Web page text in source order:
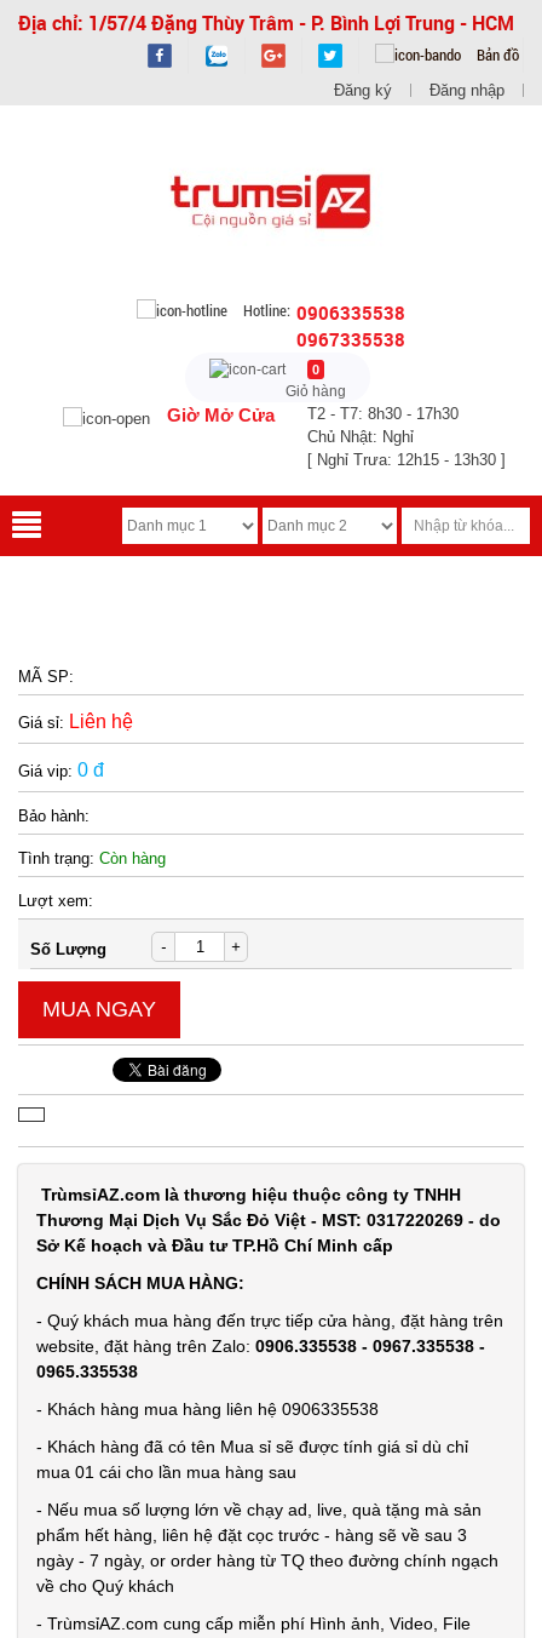
Địa chỉ: 1/57/4 Đặng Thùy Trâm - P. Bình Lợi Trung - HCM
Bản đồ
Đăng ký Đăng nhập
Hotline: 0906335538
0967335538
0
Giỏ hàng
Giờ Mở Cửa
T2 - T7: 8h30 - 17h30
Chủ Nhật: Nghỉ
[ Nghỉ Trưa: 12h15 - 13h30 ]
MÃ SP:
Giá sỉ: Liên hệ
Giá vip: 0 đ
Bảo hành:
Tình trạng: Còn hàng
Lượt xem:
Số Lượng - +
MUA NGAY
TrùmsỉAZ.com là thương hiệu thuộc công ty TNHH
Thương Mại Dịch Vụ Sắc Đỏ Việt - MST: 0317220269 - do
Sở Kế hoạch và Đầu tư TP.Hồ Chí Minh cấp
CHÍNH SÁCH MUA HÀNG:
- Quý khách mua hàng đến trực tiếp cửa hàng, đặt hàng trên
website, đặt hàng trên Zalo: 0906.335538 - 0967.335538 -
0965.335538
- Khách hàng mua hàng liên hệ 0906335538
- Khách hàng đã có tên Mua sỉ sẽ được tính giá sỉ dù chỉ
mua 01 cái cho lần mua hàng sau
- Nếu mua số lượng lớn về chạy ad, live, quà tặng mà sản
phẩm hết hàng, liên hệ đặt cọc trước - hàng sẽ về sau 3
ngày - 7 ngày, or order hàng từ TQ theo đường chính ngạch
về cho Quý khách
- TrùmsỉAZ.com cung cấp miễn phí Hình ảnh, Video, File
Ổ điện 4 ổ
usb dây dài
MÃ
GIÁ:
CÒN HÀNG
hành:
0.5kg